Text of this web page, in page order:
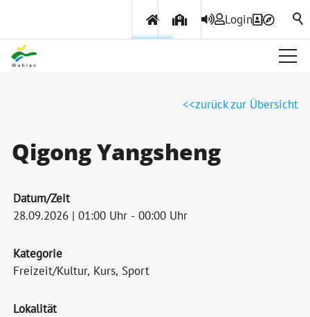
Login
Politik & Verwaltung
Themen & Services
zurück zur Übersicht
Qigong Yangsheng
Datum/Zeit
28.09.2026 | 01:00 Uhr - 00:00 Uhr
Kategorie
Freizeit/Kultur, Kurs, Sport
Lokalität